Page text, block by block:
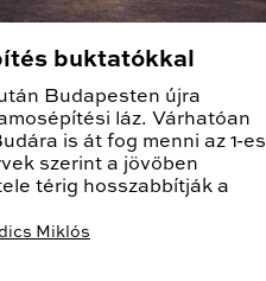
buktatókkal
Budapesten újra
láz. Várhatóan
is át fog menni az 1-es
szerint a jövőben
térig hosszabbítják a
Miklós